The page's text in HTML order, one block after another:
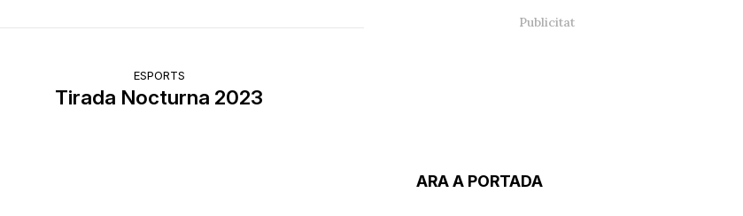
ESPORTS
Tirada Nocturna 2023
ARA A PORTADA